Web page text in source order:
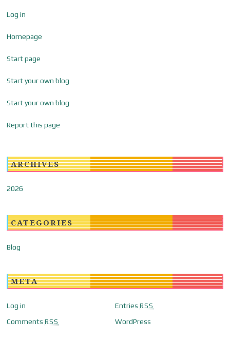
Log in
Homepage
Start page
Start your own blog
Start your own blog
Report this page
ARCHIVES
2026
CATEGORIES
Blog
META
Log in Entries RSS
CommentsRSS WordPress